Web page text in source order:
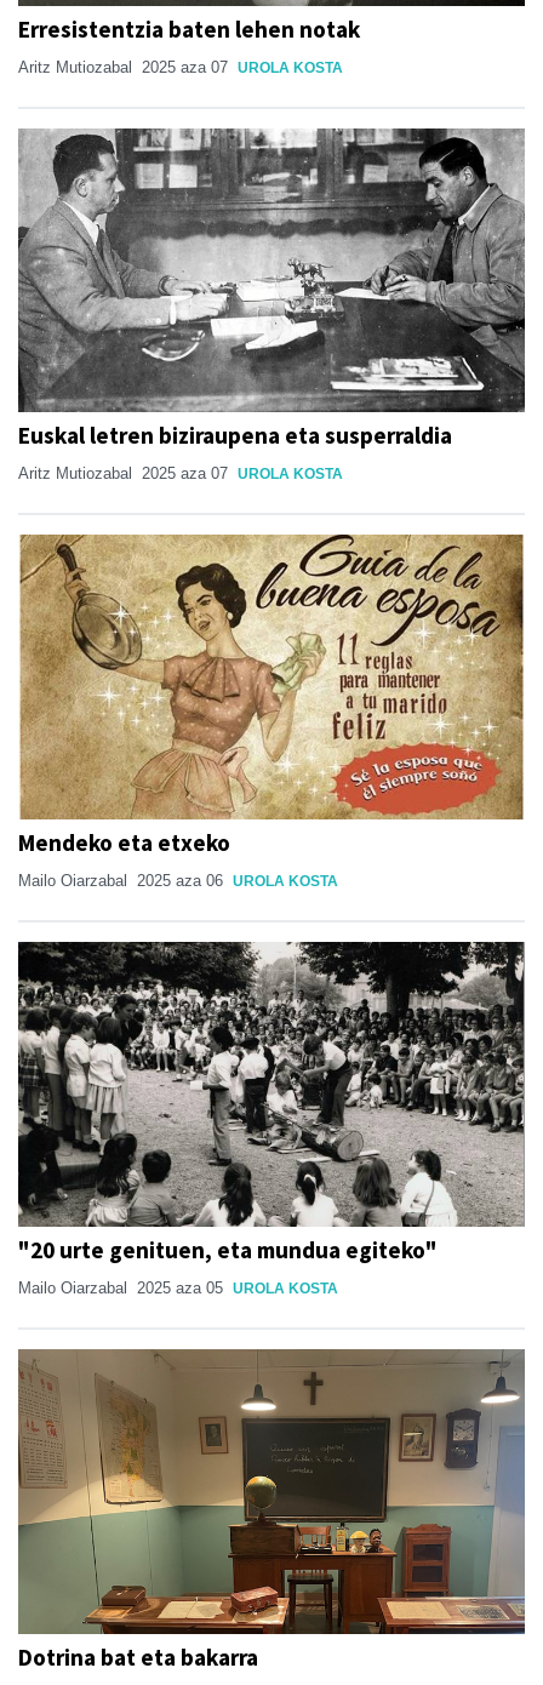
Erresistentzia baten lehen notak
Aritz Mutiozabal 2025 aza 07 UROLA KOSTA
Euskal letren biziraupena eta susperraldia
Aritz Mutiozabal 2025 aza 07 UROLA KOSTA
Mendeko eta etxeko
Mailo Oiarzabal 2025 aza 06 UROLA KOSTA
"20 urte genituen, eta mundua egiteko"
Mailo Oiarzabal 2025 aza 05 UROLA KOSTA
Dotrina bat eta bakarra